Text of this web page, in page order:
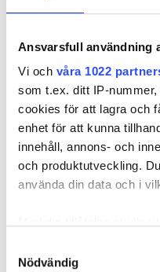
Ansvarsfull användning
Vi och våra 1022
som t.ex. ditt IP-
cookies för att lagra och
enhet för att kunna
innehåll, annons- och
och produktutveckling.
använda din data och i
som kan ha en
Nödvändig
badrummet. Då
vattenskador.
Därför sade den privata
med hänvisning till att
kallade vårdplikt (se
på att flytta fick
uppsägningen.